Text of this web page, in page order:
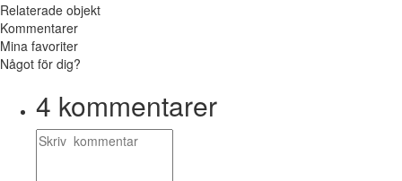
Relaterade objekt
Kommentarer
Mina favoriter
Något för dig?
4 kommentarer